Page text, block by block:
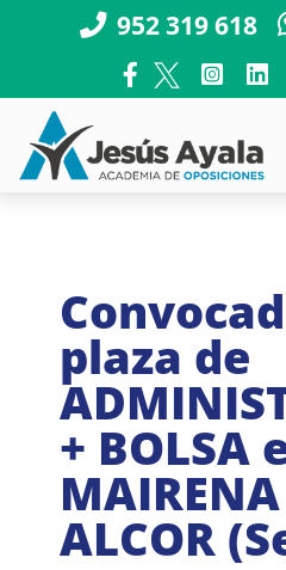
952 319 618
plaza de
+ BOLSA
ALCOR